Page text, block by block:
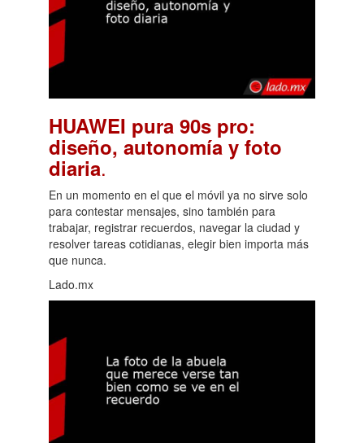
HUAWEI pura 90s pro:
diseño, autonomía y foto
diaria.
En un momento en el que el móvil ya no sirve solo
para contestar mensajes, sino también para
trabajar, registrar recuerdos, navegar la ciudad y
resolver tareas cotidianas, elegir bien importa más
que nunca.
Lado.mx